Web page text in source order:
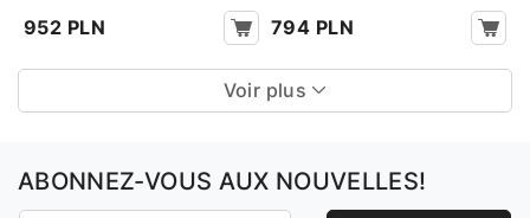
952 PLN 794 PLN
Voir plus
ABONNEZ-VOUS AUX NOUVELLES!